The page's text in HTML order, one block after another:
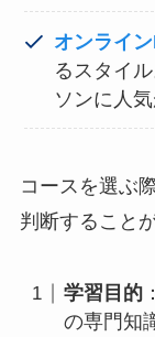
オンライ
るスタイ
ソンに人
コースを選ぶ
判断すること
学習目的
の専門知